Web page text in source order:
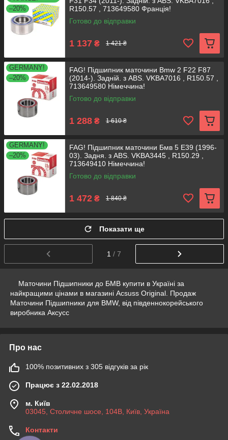
–20%
R150.57 , 713649580 Франція!
Готово до відправки
1 137 ₴ 1 421 ₴
GERMANY!
–20%
FAG! Підшипник маточини Bmw 2 F22 F87
(2014-). Задній. з ABS. VKBA7016 , R150.57 ,
713649580 Німеччина!
Готово до відправки
1 288 ₴ 1 610 ₴
GERMANY!
–20%
FAG! Підшипник маточини Бмв 5 Е39 (1996-
03). Задня. з ABS. VKBA3445 , R150.29 ,
713649410 Німеччина!
Готово до відправки
1 472 ₴ 1 840 ₴
Показати ще
1 / 7
Маточини Підшипники до БМВ купити в Україні за
найкращими цінами в магазині Acsuss Original. Продаж
Маточини Підшипники для BMW, від південнокорейського
виробника Аксусс
Про нас
100% позитивних з 305 відгуків за рік
Працює з 22.02.2018
м. Київ
03045, Столичне шосе, 104B, Київ, Україна
Контакти